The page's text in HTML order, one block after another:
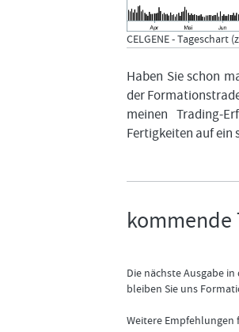
CELGENE - Tageschart
Haben Sie schon
der
meinen Trading-
Fertigkeiten auf ein
kommende
Die nächste Ausgabe
bleiben Sie uns
Weitere Empfehlungen